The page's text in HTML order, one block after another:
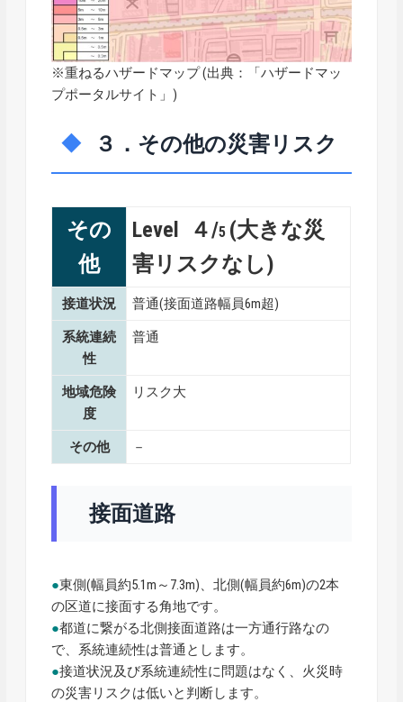
※重ねるハザードマップ (出典：「ハザードマッ
プポータルサイト 」)
３．その他の災害リスク
その
他
Level ４/5 (大きな災
害リスクなし)
接道状況 普通(接面道路幅員6m超)
系統連続
性
普通
地域危険
度
リスク大
その他 －
接面道路
●東側(幅員約5.1m～7.3m)、北側(幅員約6m)の2本
の区道に接面する角地です。
●都道に繋がる北側接面道路は一方通行路なの
で、系統連続性は普通とします。
●接道状況及び系統連続性に問題はなく、火災時
の災害リスクは低いと判断します。